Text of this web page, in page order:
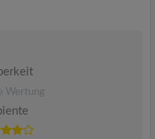
Wertung